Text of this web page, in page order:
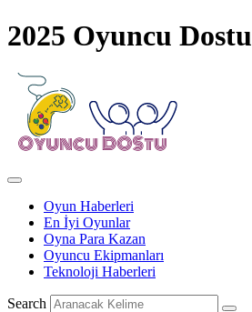
2025 Oyuncu Dostu
Oyun Haberleri
En İyi Oyunlar
Oyna Para Kazan
Oyuncu Ekipmanları
Teknoloji Haberleri
Search